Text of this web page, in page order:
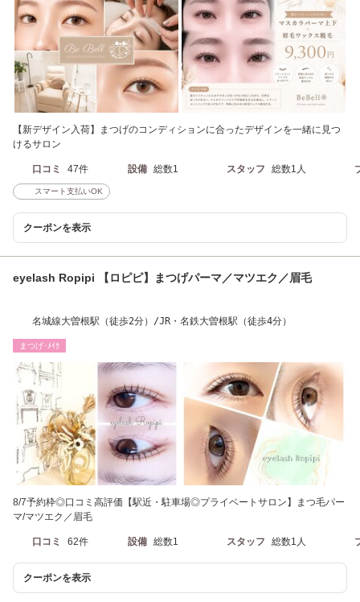
【新デザイン入荷】まつげのコンディションに合ったデザインを一緒に見つ
けるサロン
口コミ 47件 設備 総数1 スタッフ 総数1人
スマート支払いOK
クーポンを表示
eyelash Ropipi 【ロピピ】まつげパーマ／マツエク／眉毛
名城線大曽根駅（徒歩2分）/JR・名鉄大曽根駅（徒歩4分）
まつげ･ﾒｲｸ
8/7予約枠◎口コミ高評価【駅近・駐車場◎プライベートサロン】まつ毛パー
マ/マツエク／眉毛
口コミ 62件 設備 総数1 スタッフ 総数1人
クーポンを表示